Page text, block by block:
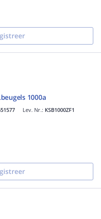
1000a
Lev. Nr.: KSB1000ZF1